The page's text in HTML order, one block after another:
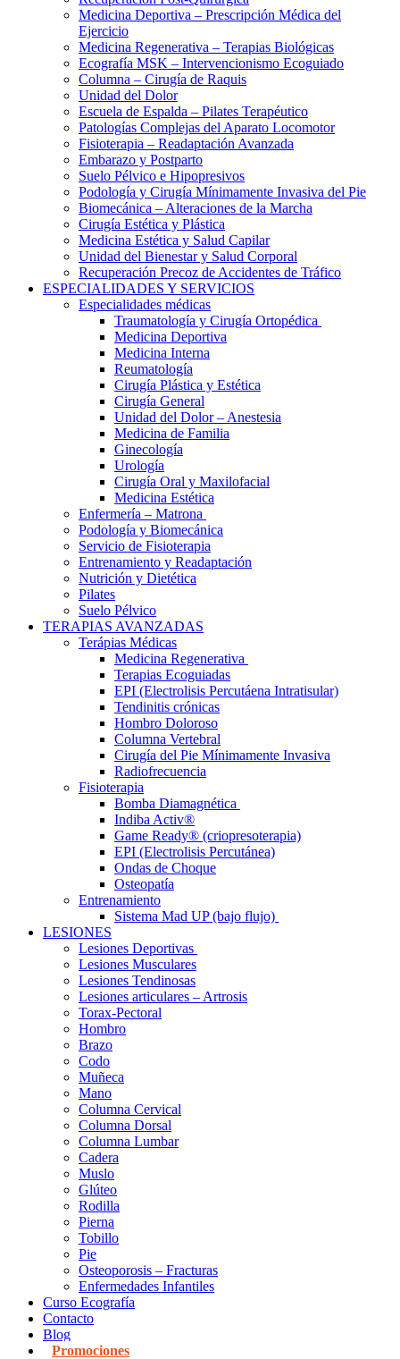
Medicina Deportiva – Prescripción Médica del
Ejercicio
Medicina Regenerativa – Terapias Biológicas
Ecografía MSK – Intervencionismo Ecoguiado
Columna – Cirugía de Raquis
Unidad del Dolor
Escuela de Espalda – Pilates Terapéutico
Patologías Complejas del Aparato Locomotor
Fisioterapia – Readaptación Avanzada
Embarazo y Postparto
Suelo Pélvico e Hipopresivos
Podología y Cirugía Mínimamente Invasiva del Pie
Biomecánica – Alteraciones de la Marcha
Cirugía Estética y Plástica
Medicina Estética y Salud Capilar
Unidad del Bienestar y Salud Corporal
Recuperación Precoz de Accidentes de Tráfico
ESPECIALIDADES Y SERVICIOS
Especialidades médicas
Traumatología y Cirugía Ortopédica
Medicina Deportiva
Medicina Interna
Reumatología
Cirugía Plástica y Estética
Cirugía General
Unidad del Dolor – Anestesia
Medicina de Familia
Ginecología
Urología
Cirugía Oral y Maxilofacial
Medicina Estética
Enfermería – Matrona
Podología y Biomecánica
Servicio de Fisioterapia
Entrenamiento y Readaptación
Nutrición y Dietética
Pilates
Suelo Pélvico
TERAPIAS AVANZADAS
Terápias Médicas
Medicina Regenerativa
Terapias Ecoguiadas
EPI (Electrolisis Percutáena Intratisular)
Tendinitis crónicas
Hombro Doloroso
Columna Vertebral
Cirugía del Pie Mínimamente Invasiva
Radiofrecuencia
Fisioterapia
Bomba Diamagnética
Indiba Activ®
Game Ready® (criopresoterapia)
EPI (Electrolisis Percutánea)
Ondas de Choque
Osteopatía
Entrenamiento
Sistema Mad UP (bajo flujo)
LESIONES
Lesiones Deportivas
Lesiones Musculares
Lesiones Tendinosas
Lesiones articulares – Artrosis
Torax-Pectoral
Hombro
Brazo
Codo
Muñeca
Mano
Columna Cervical
Columna Dorsal
Columna Lumbar
Cadera
Muslo
Glúteo
Rodilla
Pierna
Tobillo
Pie
Osteoporosis – Fracturas
Enfermedades Infantiles
Curso Ecografía
Contacto
Blog
Promociones